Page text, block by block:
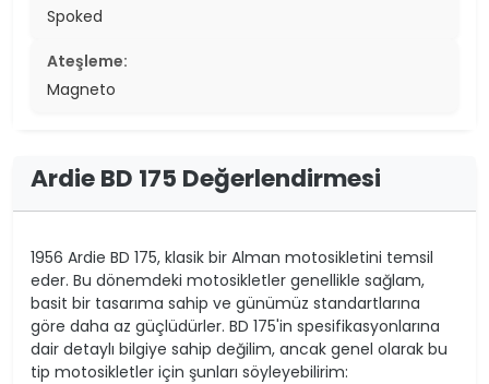
Spoked
Ateşleme:
Magneto
Ardie BD 175 Değerlendirmesi
1956 Ardie BD 175, klasik bir Alman motosikletini temsil
eder. Bu dönemdeki motosikletler genellikle sağlam,
basit bir tasarıma sahip ve günümüz standartlarına
göre daha az güçlüdürler. BD 175'in spesifikasyonlarına
dair detaylı bilgiye sahip değilim, ancak genel olarak bu
tip motosikletler için şunları söyleyebilirim: